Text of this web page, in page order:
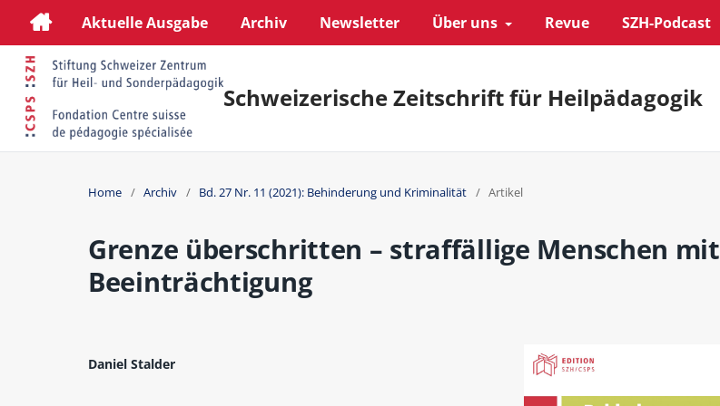
Aktuelle Ausgabe Archiv Newsletter Über uns Revue SZH-Podcast
Schweizerische Zeitschrift für Heilpädagogik
Home / Archiv / Bd. 27 Nr. 11 (2021): Behinderung und Kriminalität / Artikel
Grenze überschritten – straffällige Menschen mit
Beeinträchtigung
Daniel Stalder